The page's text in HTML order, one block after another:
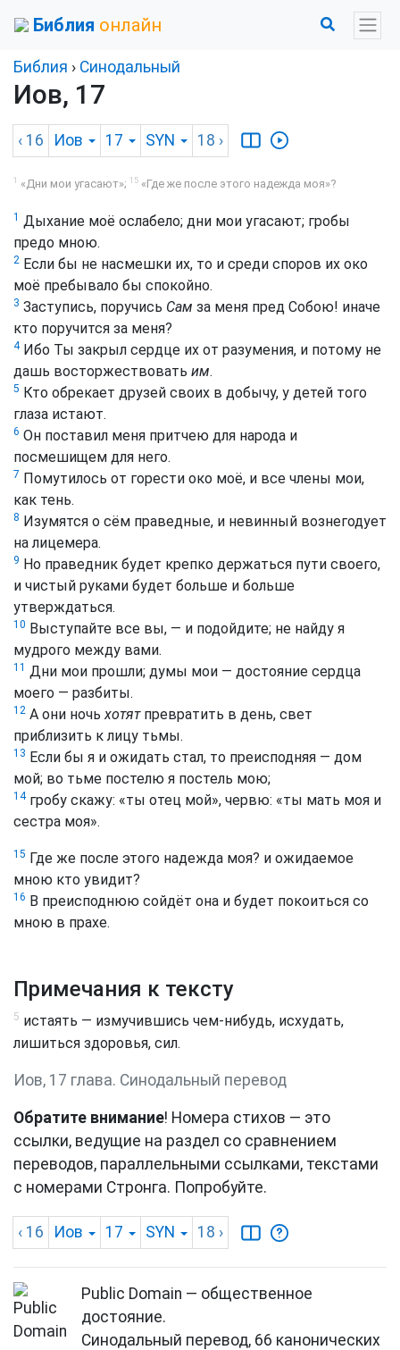
Библия онлайн
Библия › Синодальный
Иов, 17
‹ 16 Иов 17 SYN 18 ›
1 «Дни мои угасают»; 15 «Где же после этого надежда моя»?
1 Дыхание моё ослабело; дни мои угасают; гробы
предо мною.
2 Если бы не насмешки их, то и среди споров их око
моё пребывало бы спокойно.
3 Заступись, поручись Сам за меня пред Собою! иначе
кто поручится за меня?
4Ибо Ты закрыл сердце их от разумения, и потому не
дашь восторжествовать им.
5 Кто обрекает друзей своих в добычу, у детей того
глаза истают.
6 Он поставил меня притчею для народа и
посмешищем для него.
7 Помутилось от горести око моё, и все члены мои,
как тень.
8 Изумятся о сём праведные, и невинный вознегодует
на лицемера.
9 Но праведник будет крепко держаться пути своего,
и чистый руками будет больше и больше
утверждаться.
10 Выступайте все вы, — и подойдите; не найду я
мудрого между вами.
11 Дни мои прошли; думы мои — достояние сердца
моего — разбиты.
12 А они ночь хотятпревратить в день, свет
приблизить к лицу тьмы.
13 Если бы я и ожидать стал, то преисподняя — дом
мой; во тьме постелю я постель мою;
14гробу скажу: «ты отец мой», червю: «ты мать моя и
сестра моя».
15 Где же после этого надежда моя? и ожидаемое
мною кто увидит?
16 В преисподнюю сойдёт она и будет покоиться со
мною в прахе.
Примечания к тексту
5 истаять — измучившись чем-нибудь, исхудать,
лишиться здоровья, сил.
Иов, 17 глава. Синодальный перевод
Обратите внимание! Номера стихов — это
ссылки, ведущие на раздел со сравнением
переводов, параллельными ссылками, текстами
с номерами Стронга. Попробуйте.
‹ 16 Иов 17 SYN 18 ›
Public Domain — общественное
достояние.
Синодальный перевод, 66 канонических